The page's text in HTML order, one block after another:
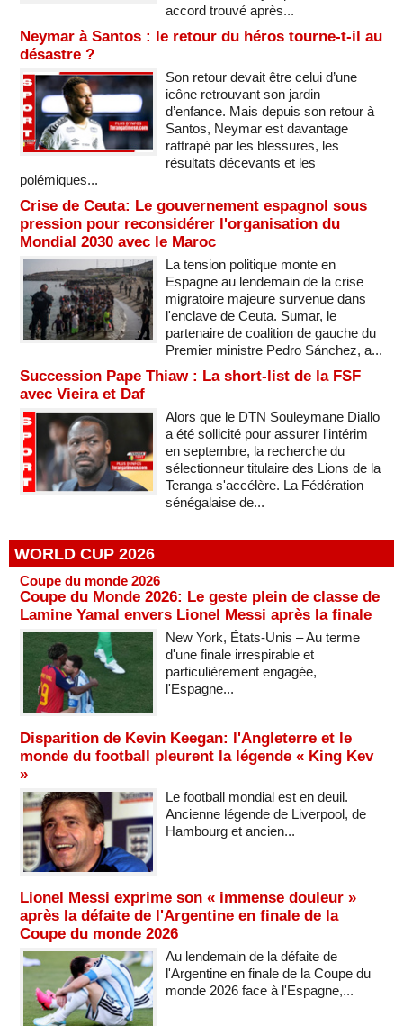
accord trouvé après...
Neymar à Santos : le retour du héros tourne-t-il au
désastre ?
Son retour devait être celui d’une
icône retrouvant son jardin
d’enfance. Mais depuis son retour à
Santos, Neymar est davantage
rattrapé par les blessures, les
résultats décevants et les
polémiques...
Crise de Ceuta: Le gouvernement espagnol sous
pression pour reconsidérer l'organisation du
Mondial 2030 avec le Maroc
La tension politique monte en
Espagne au lendemain de la crise
migratoire majeure survenue dans
l'enclave de Ceuta. Sumar, le
partenaire de coalition de gauche du
Premier ministre Pedro Sánchez, a...
Succession Pape Thiaw : La short-list de la FSF
avec Vieira et Daf
Alors que le DTN Souleymane Diallo
a été sollicité pour assurer l'intérim
en septembre, la recherche du
sélectionneur titulaire des Lions de la
Teranga s'accélère. La Fédération
sénégalaise de...
WORLD CUP 2026
Coupe du monde 2026
Coupe du Monde 2026: Le geste plein de classe de
Lamine Yamal envers Lionel Messi après la finale
New York, États-Unis – Au terme
d'une finale irrespirable et
particulièrement engagée,
l'Espagne...
Disparition de Kevin Keegan: l'Angleterre et le
monde du football pleurent la légende « King Kev
»
Le football mondial est en deuil.
Ancienne légende de Liverpool, de
Hambourg et ancien...
Lionel Messi exprime son « immense douleur »
après la défaite de l'Argentine en finale de la
Coupe du monde 2026
Au lendemain de la défaite de
l'Argentine en finale de la Coupe du
monde 2026 face à l'Espagne,...